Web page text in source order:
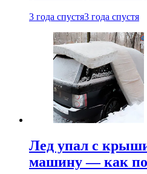
3 года спустя3 года спустя
Лед упал с
машину — как